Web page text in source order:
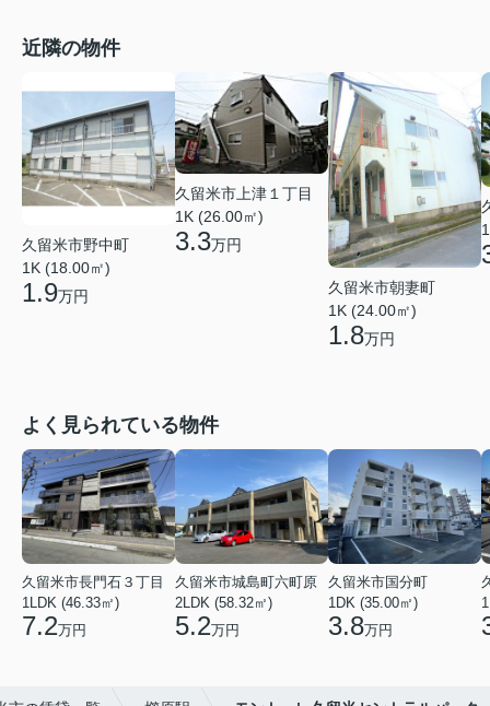
近隣の物件
久留米市野中町
1K (18.00㎡)
1.9万円
久留米市上津１丁目
1K (26.00㎡)
3.3万円
久留米市朝妻町
1K (24.00㎡)
1.8万円
よく見られている物件
久留米市長門石３丁目
1LDK (46.33㎡)
7.2万円
久留米市城島町六町原
2LDK (58.32㎡)
5.2万円
久留米市国分町
1DK (35.00㎡)
3.8万円